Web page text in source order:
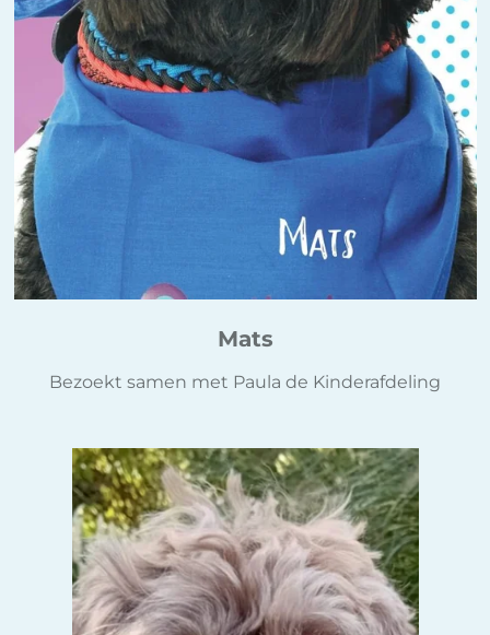
Mats
Bezoekt samen met Paula de Kinderafdeling